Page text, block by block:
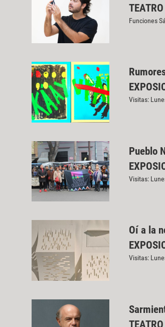
TEATRO
Funciones
Visitas:
Pueblo
Visitas:
Oí a la
Visitas:
TEATRO